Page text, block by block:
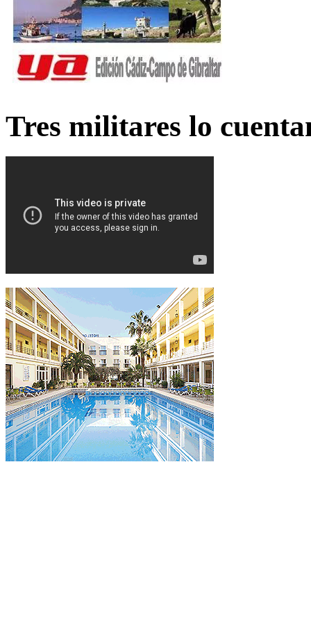
Tres militares lo